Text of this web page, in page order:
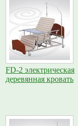
FD-2 электрическая
деревянная кровать